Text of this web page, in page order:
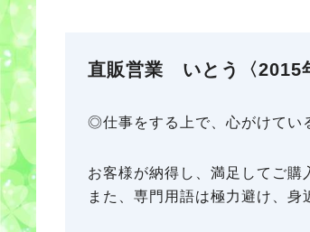
直販営業 いとう〈2015
◎仕事をする上で、心がけてい
お客様が納得し、満足してご
また、専門用語は極力避け、身